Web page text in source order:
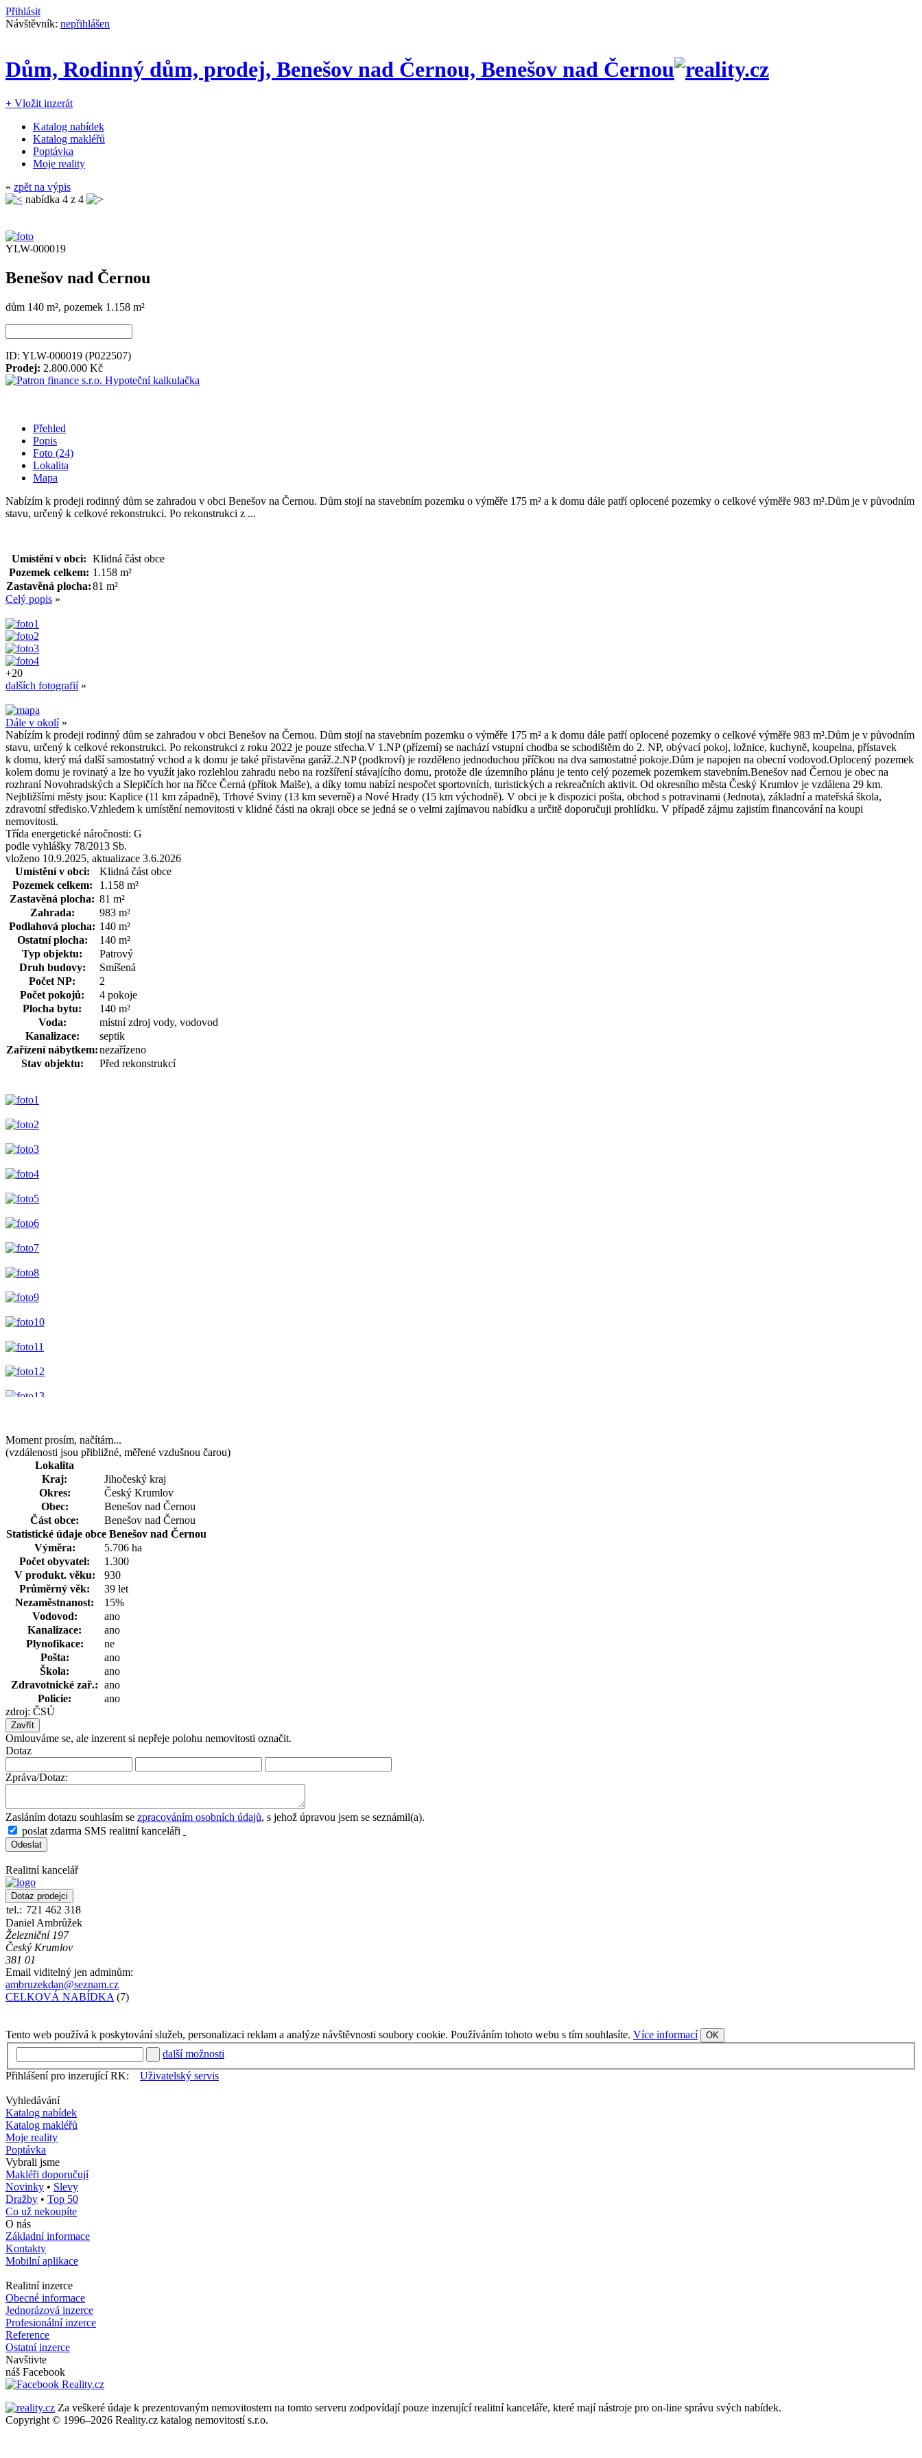
Přihlásit
Návštěvník: nepřihlášen
Dům, Rodinný dům, prodej, Benešov nad Černou, Benešov nad Černou
+ Vložit inzerát
Katalog nabídek
Katalog makléřů
Poptávka
Moje reality
« zpět na výpis
nabídka 4 z 4
YLW-000019
Benešov nad Černou
dům 140 m², pozemek 1.158 m²
ID: YLW-000019 (P022507)
Prodej: 2.800.000 Kč
Hypoteční kalkulačka
Přehled
Popis
Foto (24)
Lokalita
Mapa
Nabízím k prodeji rodinný dům se zahradou v obci Benešov na Černou. Dům stojí na stavebním pozemku o výměře 175 m² a k domu dále patří oplocené pozemky o celkové výměře 983 m².Dům je v původním
stavu, určený k celkové rekonstrukci. Po rekonstrukci z ...
Umístění v obci: Klidná část obce
Pozemek celkem: 1.158 m²
Zastavěná plocha:81 m²
Celý popis »
+20
dalších fotografií»
Dále v okolí»
Nabízím k prodeji rodinný dům se zahradou v obci Benešov na Černou. Dům stojí na stavebním pozemku o výměře 175 m² a k domu dále patří oplocené pozemky o celkové výměře 983 m².Dům je v původním
stavu, určený k celkové rekonstrukci. Po rekonstrukci z roku 2022 je pouze střecha.V 1.NP (přízemí) se nachází vstupní chodba se schodištěm do 2. NP, obývací pokoj, ložnice, kuchyně, koupelna, přístavek
k domu, který má další samostatný vchod a k domu je také přistavěna garáž.2.NP (podkroví) je rozděleno jednoduchou příčkou na dva samostatné pokoje.Dům je napojen na obecní vodovod.Oplocený pozemek
kolem domu je rovinatý a lze ho využít jako rozlehlou zahradu nebo na rozšíření stávajícího domu, protože dle územního plánu je tento celý pozemek pozemkem stavebním.Benešov nad Černou je obec na
rozhraní Novohradských a Slepičích hor na říčce Černá (přítok Malše), a díky tomu nabízí nespočet sportovních, turistických a rekreačních aktivit. Od okresního města Český Krumlov je vzdálena 29 km.
Nejbližšími městy jsou: Kaplice (11 km západně), Trhové Sviny (13 km severně) a Nové Hrady (15 km východně). V obci je k dispozici pošta, obchod s potravinami (Jednota), základní a mateřská škola,
zdravotní středisko.Vzhledem k umístění nemovitosti v klidné části na okraji obce se jedná se o velmi zajímavou nabídku a určitě doporučuji prohlídku. V případě zájmu zajistím financování na koupi
nemovitosti.
Třída energetické náročnosti: G
podle vyhlášky 78/2013 Sb.
vloženo 10.9.2025, aktualizace 3.6.2026
Umístění v obci:
Klidná část obce
Pozemek celkem:
1.158 m²
Zastavěná plocha: 81 m²
Zahrada:
983 m²
Podlahová plocha: 140 m²
Ostatní plocha:
140 m²
Typ objektu:
Patrový
Druh budovy:
Smíšená
Počet NP:
2
Počet pokojů:
4 pokoje
Plocha bytu:
140 m²
Voda:
místní zdroj vody, vodovod
Kanalizace:
septik
Zařízení nábytkem:nezařízeno
Stav objektu:
Před rekonstrukcí
Moment prosím, načítám...
(vzdálenosti jsou přibližné, měřené vzdušnou čarou)
Lokalita
Kraj:
Jihočeský kraj
Okres:
Český Krumlov
Obec:
Benešov nad Černou
Část obce:
Benešov nad Černou
Statistické údaje obce Benešov nad Černou
Výměra:
5.706 ha
Počet obyvatel:
1.300
V produkt. věku:
930
Průměrný věk:
39 let
Nezaměstnanost:
15%
Vodovod:
ano
Kanalizace:
ano
Plynofikace:
ne
Pošta:
ano
Škola:
ano
Zdravotnické zař.: ano
Policie:
ano
zdroj: ČSÚ
Zavřít
Omlouváme se, ale inzerent si nepřeje polohu nemovitosti označit.
Dotaz
Zpráva/Dotaz:
Zasláním dotazu souhlasím se zpracováním osobních údajů, s jehož úpravou jsem se seznámil(a).
poslat zdarma SMS realitní kanceláři
Realitní kancelář
tel.: 721 462 318
Daniel Ambrůžek
Železniční 197
Český Krumlov
381 01
Email viditelný jen adminům:
ambruzekdan@seznam.cz
CELKOVÁ NABÍDKA (7)
Tento web používá k poskytování služeb, personalizaci reklam a analýze návštěvnosti soubory cookie. Používáním tohoto webu s tím souhlasíte. Více informací OK
další možnosti
Přihlášení pro inzerující RK:
Uživatelský servis
Vyhledávání
Katalog nabídek
Katalog makléřů
Moje reality
Poptávka
Vybrali jsme
Makléři doporučují
Novinky • Slevy
Dražby • Top 50
Co už nekoupíte
O nás
Základní informace
Kontakty
Mobilní aplikace
Realitní inzerce
Obecné informace
Jednorázová inzerce
Profesionální inzerce
Reference
Ostatní inzerce
Navštivte
náš Facebook
Za veškeré údaje k prezentovaným nemovitostem na tomto serveru zodpovídají pouze inzerující realitní kanceláře, které mají nástroje pro on-line správu svých nabídek.
Copyright © 1996–2026 Reality.cz katalog nemovitostí s.r.o.